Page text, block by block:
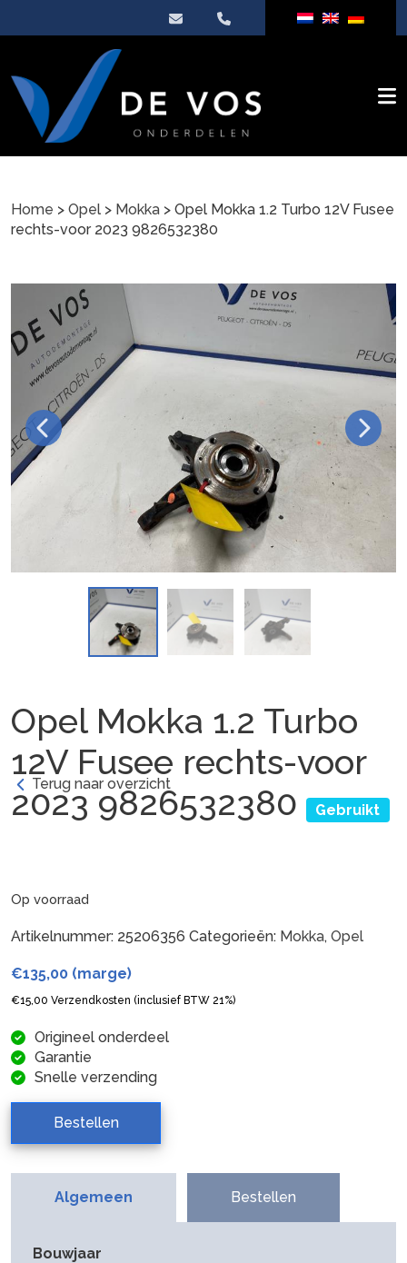
Home > Opel > Mokka > Opel Mokka 1.2 Turbo 12V Fusee
rechts-voor 2023 9826532380
Opel Mokka 1.2 Turbo
12V Fusee rechts-voor
2023 9826532380
Gebruikt
Terug naar overzicht
Op voorraad
Artikelnummer: 25206356 Categorieën: Mokka, Opel
€135,00 (marge)
€15,00 Verzendkosten (inclusief BTW 21%)
Origineel onderdeel
Garantie
Snelle verzending
Bestellen
Algemeen Bestellen
Bouwjaar